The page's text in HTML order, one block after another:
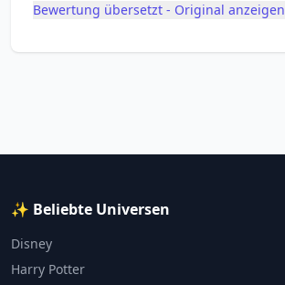
Bewertung übersetzt - Original anzeigen
✨ Beliebte Universen
Disney
Harry Potter